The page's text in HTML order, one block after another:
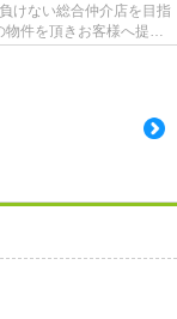
けない総合仲介店を目指
物件を頂きお客様へ提供